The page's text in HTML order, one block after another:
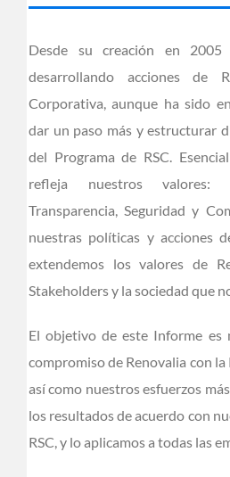
Desde su creación en 2005
desarrollando acciones de
Corporativa, aunque ha sido
dar un paso más y estructurar
del Programa de RSC.
refleja nuestros valores:
Transparencia, Seguridad y
nuestras políticas y acciones
extendemos los valores de
Stakeholders y la sociedad que
El objetivo de este Informe
compromiso de Renovalia con la
así como nuestros esfuerzos
los resultados de acuerdo con
RSC, y lo aplicamos a todas las